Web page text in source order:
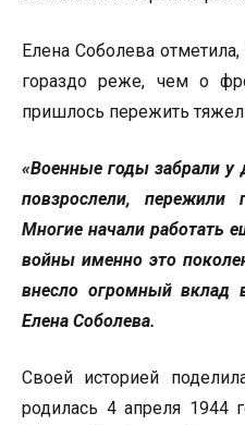
Елена Соболева
гораздо реже, чем о
пришлось пережить
«Военные годы забрали у
повзрослели,
Многие начали работать
войны именно это
внесло огромный вклад
Елена Соболева.
Своей историей
родилась 4 апреля 1944